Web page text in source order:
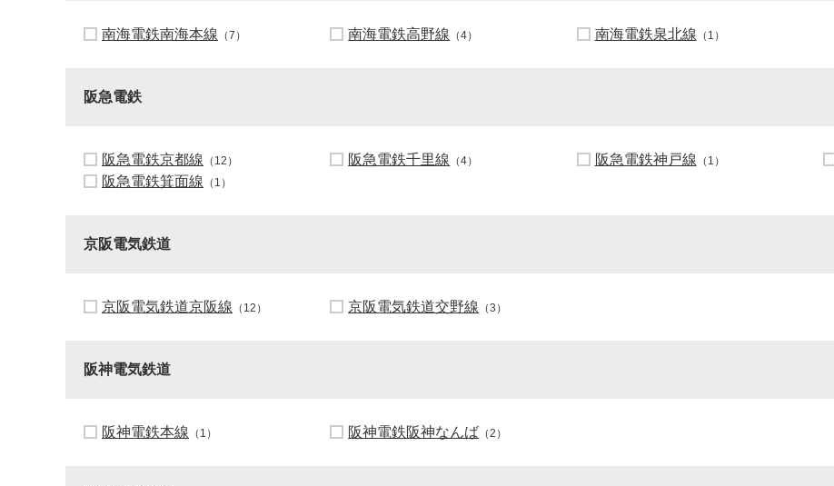
南海電鉄南海本線 （7） 南海電鉄高野線 （4） 南海電鉄泉北線 （1）
阪急電鉄
阪急電鉄京都線 （12） 阪急電鉄千里線 （4） 阪急電鉄神戸線 （1）
阪急電鉄箕面線 （1）
京阪電気鉄道
京阪電気鉄道京阪線 （12） 京阪電気鉄道交野線 （3）
阪神電気鉄道
阪神電鉄本線 （1） 阪神電鉄阪神なんば （2）